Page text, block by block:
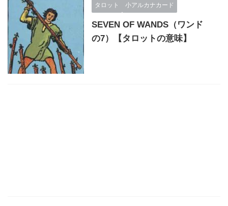
タロット 小アルカナカード
SEVEN OF WANDS（ワンド
の7）【タロットの意味】